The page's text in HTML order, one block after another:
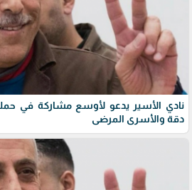
نادي الأسير يدعو لأوسع مشاركة في
دقة والأسرى المرضى